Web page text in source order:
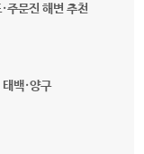
주문진 해변 추천
백·양구